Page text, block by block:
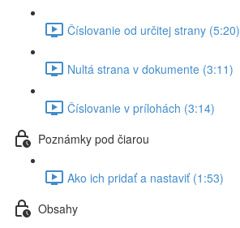
Číslovanie od určitej strany (5:20)
Nultá strana v dokumente (3:11)
Číslovanie v prílohách (3:14)
Poznámky pod čiarou
Ako ich pridať a nastaviť (1:53)
Obsahy